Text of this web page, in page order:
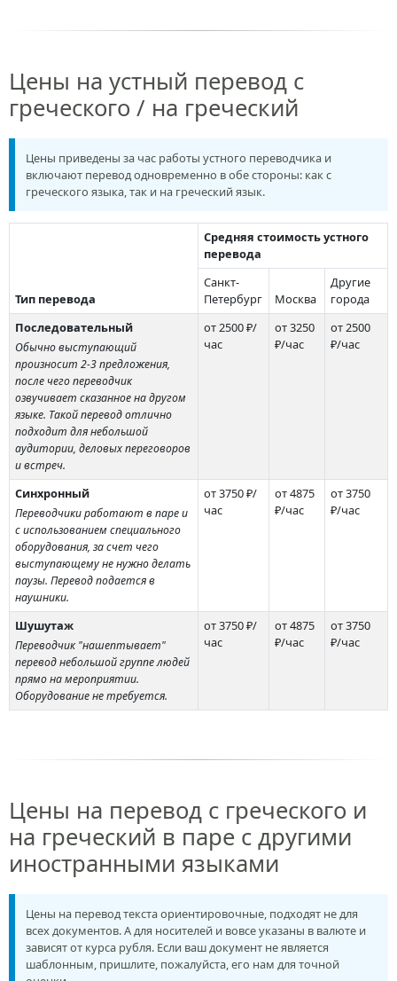
Цены на устный перевод с
греческого / на греческий
Цены приведены за час работы устного переводчика и
включают перевод одновременно в обе стороны: как с
греческого языка, так и на греческий язык.
Тип перевода
Средняя стоимость устного
перевода
Санкт-
Петербург
Москва
Другие
города
Последовательный
Обычно выступающий
произносит 2-3 предложения,
после чего переводчик
озвучивает сказанное на другом
языке. Такой перевод отлично
подходит для небольшой
аудитории, деловых переговоров
и встреч.
от 2500 ₽/
час
от 3250
₽/час
от 2500
₽/час
Синхронный
Переводчики работают в паре и
с использованием специального
оборудования, за счет чего
выступающему не нужно делать
паузы. Перевод подается в
наушники.
от 3750 ₽/
час
от 4875
₽/час
от 3750
₽/час
Шушутаж
Переводчик "нашептывает"
перевод небольшой группе людей
прямо на мероприятии.
Оборудование не требуется.
от 3750 ₽/
час
от 4875
₽/час
от 3750
₽/час
Цены на перевод с греческого и
на греческий в паре с другими
иностранными языками
Цены на перевод текста ориентировочные, подходят не для
всех документов. А для носителей и вовсе указаны в валюте и
зависят от курса рубля. Если ваш документ не является
шаблонным, пришлите, пожалуйста, его нам для точной